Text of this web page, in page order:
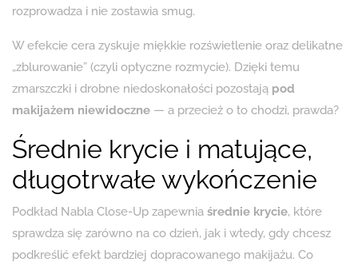
rozprowadza i nie zostawia smug.
W efekcie cera zyskuje miękkie rozświetlenie oraz delikatne
„zblurowanie” (czyli optyczne rozmycie). Dzięki temu
zmarszczki i drobne niedoskonałości pozostają pod
makijażem niewidoczne — a przecież o to chodzi, prawda?
Średnie krycie i matujące,
długotrwałe wykończenie
Podkład Nabla Close-Up zapewnia średnie krycie, które
sprawdza się zarówno na co dzień, jak i wtedy, gdy chcesz
podkreślić efekt bardziej dopracowanego makijażu. Co